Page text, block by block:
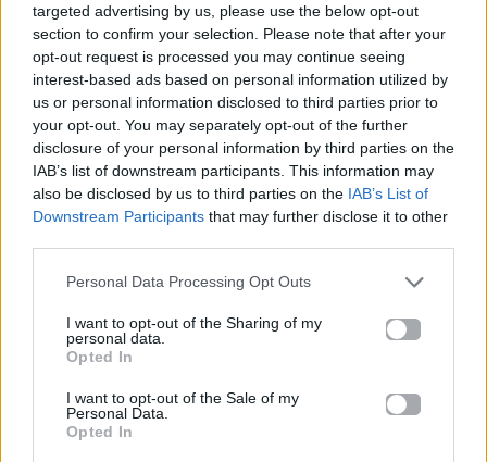
targeted advertising by us, please use the below opt-out
section to confirm your selection. Please note that after your
opt-out request is processed you may continue seeing
interest-based ads based on personal information utilized by
us or personal information disclosed to third parties prior to
your opt-out. You may separately opt-out of the further
disclosure of your personal information by third parties on the
IAB’s list of downstream participants. This information may
also be disclosed by us to third parties on the IAB’s List of
Downstream Participants that may further disclose it to other
Personal Data Processing Opt Outs
I want to opt-out of the Sharing of my
personal data.
Opted In
I want to opt-out of the Sale of my
Personal Data.
Opted In
Social & Tech
Μουσικός νανουρίζει
λιοντάρια παίζοντας
το «November rain»
(βίντεο)
Social & Tech
Μην αφήσεις τη ζέστη
να «λιώσει» το κινητό
σου – 6 μυστικά που
θα σε σώσουν το
καλοκαίρι
Radio & Podcast